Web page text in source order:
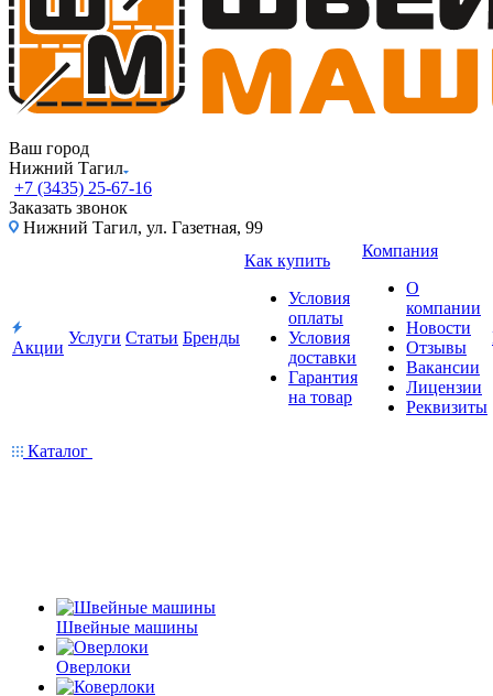
Ваш город
Нижний Тагил
+7 (3435) 25-67-16
Заказать звонок
Нижний Тагил, ул. Газетная, 99
Акции
Услуги Статьи Бренды
Как купить
Условия
оплаты
Условия
доставки
Гарантия
на товар
Компания
О
компании
Новости
Отзывы
Вакансии
Лицензии
Реквизиты
Каталог
Швейные машины
Оверлоки